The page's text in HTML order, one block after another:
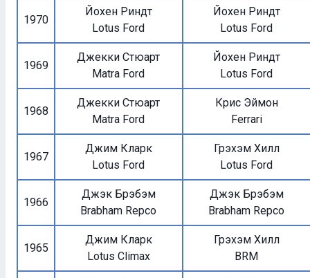
1970
Йохен Риндт
Lotus Ford
Йохен Риндт
Lotus Ford
1969
Джекки Стюарт
Matra Ford
Йохен Риндт
Lotus Ford
1968
Джекки Стюарт
Matra Ford
Крис Эймон
Ferrari
1967
Джим Кларк
Lotus Ford
Грэхэм Хилл
Lotus Ford
1966
Джэк Брэбэм
Brabham Repco
Джэк Брэбэм
Brabham Repco
1965
Джим Кларк
Lotus Climax
Грэхэм Хилл
BRM